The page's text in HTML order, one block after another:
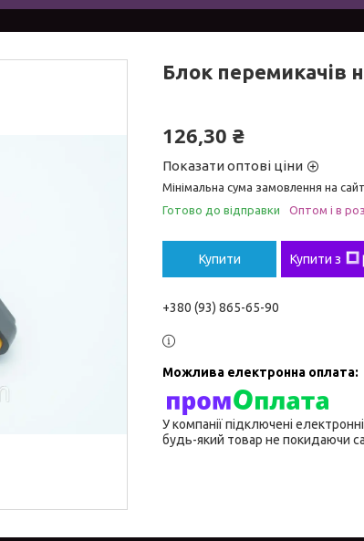
Блок перемикачів
126,30 ₴
Показати оптові ціни
Мінімальна сума замовлення на
Готово до відправки
Оптом і в
Купити Купити з
+380 (93) 865-65-90
У компанії підключені
будь-який товар не покидаючи